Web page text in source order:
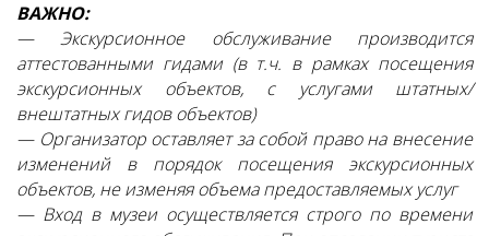
ВАЖНО:
— Экскурсионное обслуживание производится
аттестованными гидами (в т.ч. в рамках посещения
экскурсионных объектов, с услугами штатных/
внештатных гидов объектов)
— Организатор оставляет за собой право на внесение
изменений в порядок посещения экскурсионных
объектов, не изменяя объема предоставляемых услуг
— Вход в музеи осуществляется строго по времени